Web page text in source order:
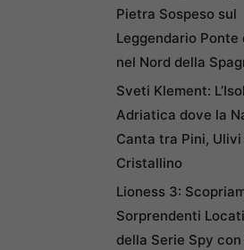
Pietra Sospeso sul
Leggendario Ponte
nel Nord della
Sveti Klement:
Adriatica dove la
Canta tra Pini, Ulivi
Cristallino
Lioness 3:
Sorprendenti
della Serie Spy